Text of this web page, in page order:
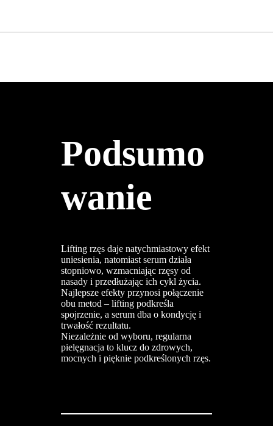
Podsumo
wanie
Lifting rzęs daje natychmiastowy efekt
uniesienia, natomiast serum działa
stopniowo, wzmacniając rzęsy od
nasady i przedłużając ich cykl życia.
Najlepsze efekty przynosi połączenie
obu metod – lifting podkreśla
spojrzenie, a serum dba o kondycję i
trwałość rezultatu.
Niezależnie od wyboru, regularna
pielęgnacja to klucz do zdrowych,
mocnych i pięknie podkreślonych rzęs.